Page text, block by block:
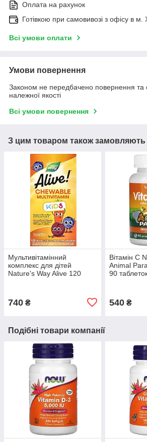
Оплата на рахунок
Готівкою при самовивозі з офісу в м.
Всі умови оплати
Умови повернення
Законом не передбачено повернення та
належної якості
Всі умови повернення
З цим товаром також замовляють
Мультивітамінний
комплекс для дітей
Nature's Way Alive 120
740 ₴
Вiтамін C
Animal
90
540₴
Подібні товари компанії